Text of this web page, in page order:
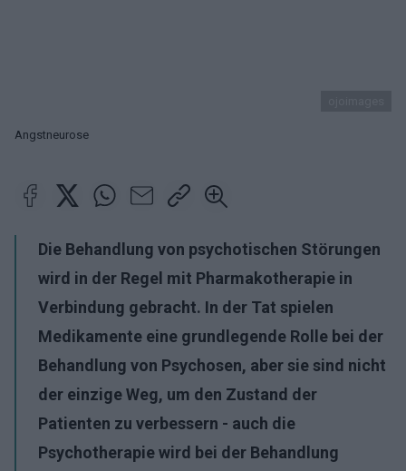
Angstneurose
Die Behandlung von psychotischen Störungen
wird in der Regel mit Pharmakotherapie in
Verbindung gebracht. In der Tat spielen
Medikamente eine grundlegende Rolle bei der
Behandlung von Psychosen, aber sie sind nicht
der einzige Weg, um den Zustand der
Patienten zu verbessern - auch die
Psychotherapie wird bei der Behandlung